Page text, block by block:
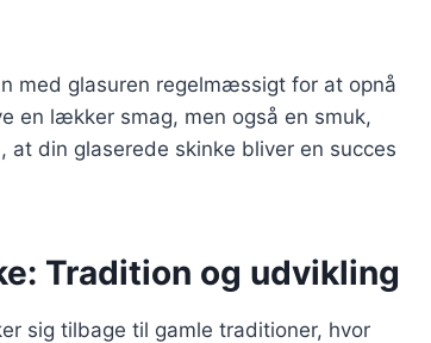
med glasuren regelmæssigt for at opnå
en lækker smag, men også en smuk,
din glaserede skinke bliver en succes
Tradition og udvikling
sig tilbage til gamle traditioner, hvor